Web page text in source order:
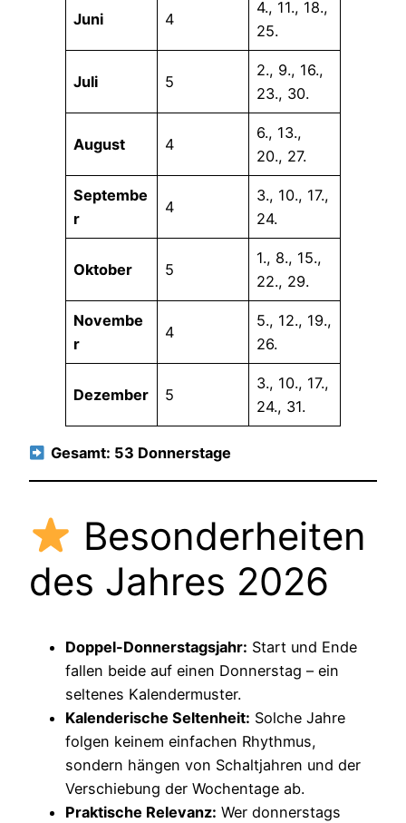
Juni 4
4., 11., 18.,
25.
Juli 5
2., 9., 16.,
23., 30.
August 4
6., 13.,
20., 27.
Septembe
r
4
3., 10., 17.,
24.
Oktober 5
1., 8., 15.,
22., 29.
Novembe
r
4
5., 12., 19.,
26.
Dezember 5
3., 10., 17.,
24., 31.
Gesamt: 53 Donnerstage
Besonderheiten
des Jahres 2026
Doppel-Donnerstagsjahr: Start und Ende
fallen beide auf einen Donnerstag – ein
seltenes Kalendermuster.
Kalenderische Seltenheit: Solche Jahre
folgen keinem einfachen Rhythmus,
sondern hängen von Schaltjahren und der
Verschiebung der Wochentage ab.
Praktische Relevanz: Wer donnerstags